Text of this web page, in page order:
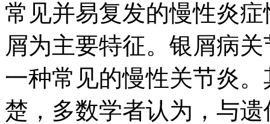
常见并易复发的慢性炎
屑为主要特征。银屑病
一种常见的慢性关节炎
楚，多数学者认为，与